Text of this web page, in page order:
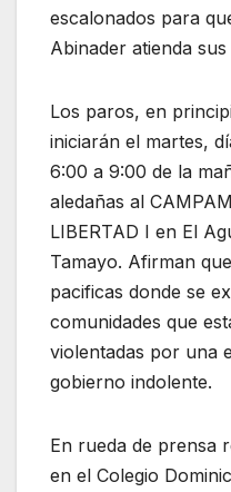
escalonados para
Abinader atienda
Los paros, en
iniciarán el martes,
6:00 a 9:00 de la
aledañas al
LIBERTAD I en El
Tamayo. Afirman
pacificas donde se
comunidades que
violentadas por una
gobierno indolente.
En rueda de prensa
en el Colegio